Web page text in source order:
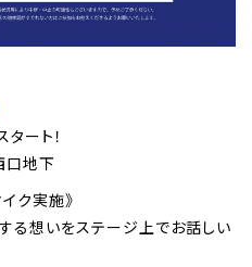
ート！
地下
ク実施》
る想いをステージ上でお話しい